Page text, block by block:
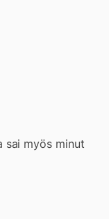
sai myös minut